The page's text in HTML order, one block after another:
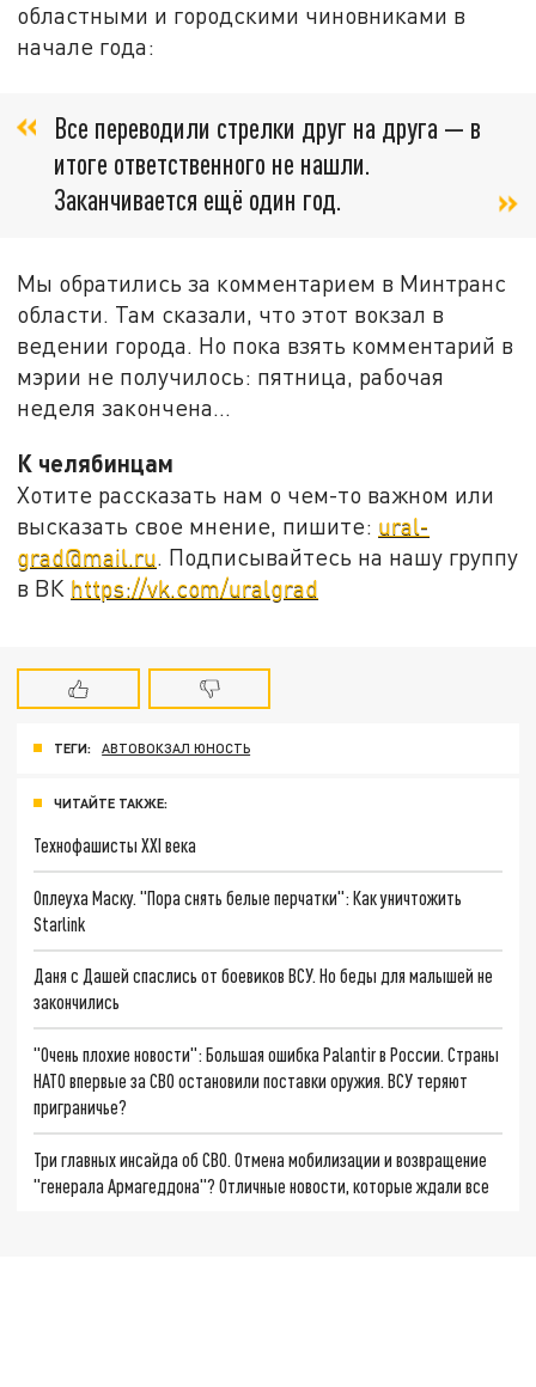
областными и городскими чиновниками в
начале года:
Все переводили стрелки друг на друга — в
итоге ответственного не нашли.
Заканчивается ещё один год.
Мы обратились за комментарием в Минтранс
области. Там сказали, что этот вокзал в
ведении города. Но пока взять комментарий в
мэрии не получилось: пятница, рабочая
неделя закончена...
К челябинцам
Хотите рассказать нам о чем-то важном или
высказать свое мнение, пишите: ural-
grad@mail.ru. Подписывайтесь на нашу группу
в ВК https://vk.com/uralgrad
ТЕГИ: АВТОВОКЗАЛ ЮНОСТЬ
ЧИТАЙТЕ ТАКЖЕ:
Технофашисты XXI века
Оплеуха Маску. "Пора снять белые перчатки": Как уничтожить
Starlink
Даня с Дашей спаслись от боевиков ВСУ. Но беды для малышей не
закончились
"Очень плохие новости": Большая ошибка Palantir в России. Страны
НАТО впервые за СВО остановили поставки оружия. ВСУ теряют
приграничье?
Три главных инсайда об СВО. Отмена мобилизации и возвращение
"генерала Армагеддона"? Отличные новости, которые ждали все